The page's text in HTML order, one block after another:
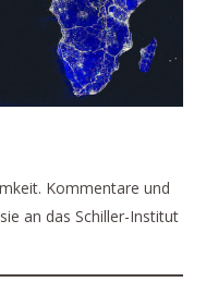
Kommentare und
an das Schiller-Institut